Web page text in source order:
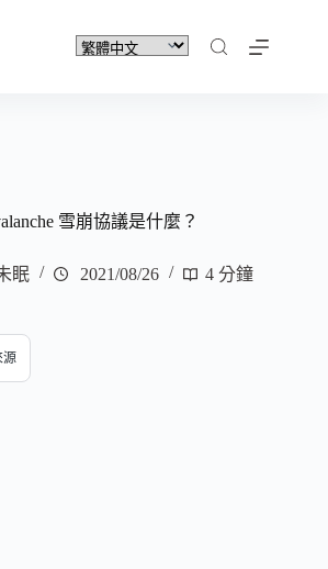
雪崩協議是什麼？
眠 2021/08/26 4 分鐘
源